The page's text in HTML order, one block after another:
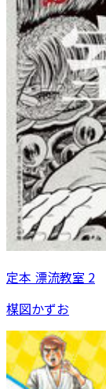
定本 漂流教室 2
楳図かずお